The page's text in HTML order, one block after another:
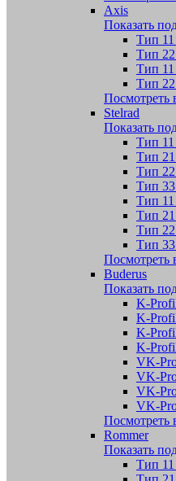
Axis
Показать
Тип 11
Тип 22
Тип
Тип
Посмотреть
Stelrad
Показать
Tип
Тип 21
Тип 22
Тип 33
Тип
Тип
Тип
Тип
Посмотреть
Buderus
Показать
K-
K-
K-
K-
VK-
VK-
VK-
VK-
Посмотреть
Rommer
Показать
Тип 11